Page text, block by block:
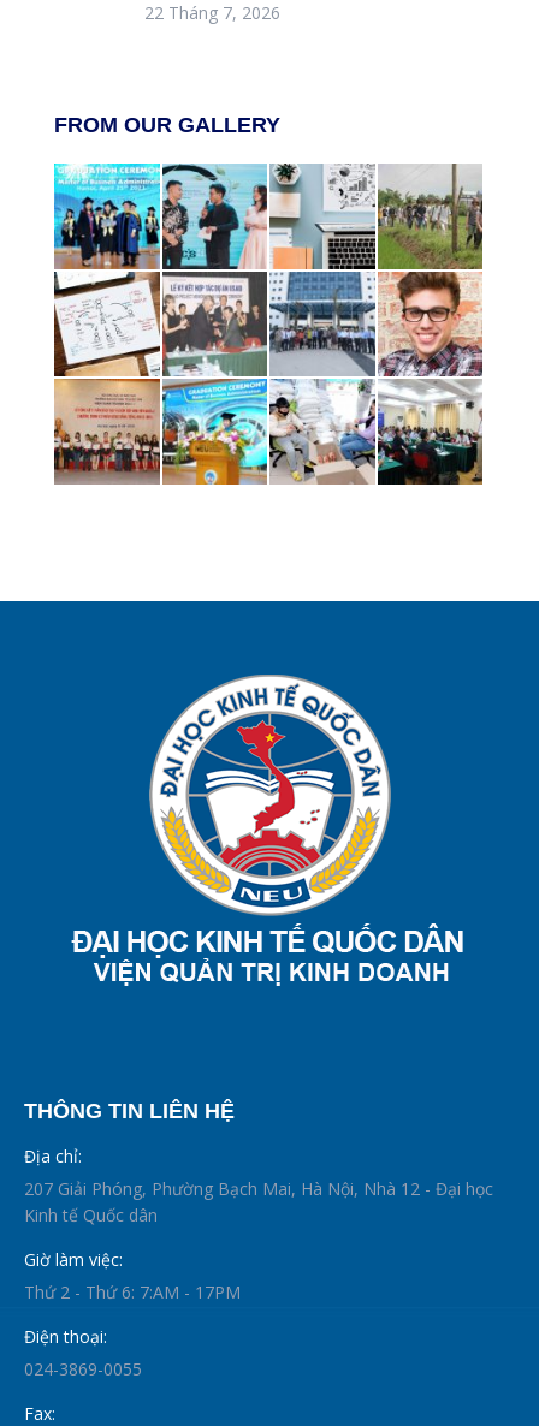
22 Tháng 7, 2026
FROM OUR GALLERY
THÔNG TIN LIÊN HỆ
Địa chỉ:
207 Giải Phóng, Phường Bạch Mai, Hà Nội, Nhà 12 - Đại học
Kinh tế Quốc dân
Giờ làm việc:
Thứ 2 - Thứ 6: 7:AM - 17PM
Điện thoại:
024-3869-0055
Fax: